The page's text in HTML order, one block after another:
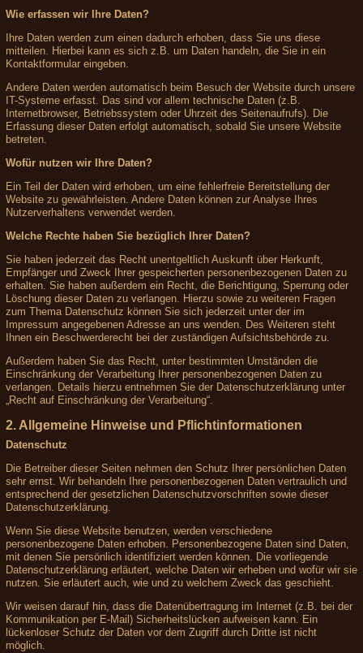
Wie erfassen wir Ihre Daten?
Ihre Daten werden zum einen dadurch erhoben, dass Sie uns diese
mitteilen. Hierbei kann es sich z.B. um Daten handeln, die Sie in ein
Kontaktformular eingeben.
Andere Daten werden automatisch beim Besuch der Website durch unsere
IT-Systeme erfasst. Das sind vor allem technische Daten (z.B.
Internetbrowser, Betriebssystem oder Uhrzeit des Seitenaufrufs). Die
Erfassung dieser Daten erfolgt automatisch, sobald Sie unsere Website
betreten.
Wofür nutzen wir Ihre Daten?
Ein Teil der Daten wird erhoben, um eine fehlerfreie Bereitstellung der
Website zu gewährleisten. Andere Daten können zur Analyse Ihres
Nutzerverhaltens verwendet werden.
Welche Rechte haben Sie bezüglich Ihrer Daten?
Sie haben jederzeit das Recht unentgeltlich Auskunft über Herkunft,
Empfänger und Zweck Ihrer gespeicherten personenbezogenen Daten zu
erhalten. Sie haben außerdem ein Recht, die Berichtigung, Sperrung oder
Löschung dieser Daten zu verlangen. Hierzu sowie zu weiteren Fragen
zum Thema Datenschutz können Sie sich jederzeit unter der im
Impressum angegebenen Adresse an uns wenden. Des Weiteren steht
Ihnen ein Beschwerderecht bei der zuständigen Aufsichtsbehörde zu.
Außerdem haben Sie das Recht, unter bestimmten Umständen die
Einschränkung der Verarbeitung Ihrer personenbezogenen Daten zu
verlangen. Details hierzu entnehmen Sie der Datenschutzerklärung unter
„Recht auf Einschränkung der Verarbeitung“.
2. Allgemeine Hinweise und Pflichtinformationen
Datenschutz
Die Betreiber dieser Seiten nehmen den Schutz Ihrer persönlichen Daten
sehr ernst. Wir behandeln Ihre personenbezogenen Daten vertraulich und
entsprechend der gesetzlichen Datenschutzvorschriften sowie dieser
Datenschutzerklärung.
Wenn Sie diese Website benutzen, werden verschiedene
personenbezogene Daten erhoben. Personenbezogene Daten sind Daten,
mit denen Sie persönlich identifiziert werden können. Die vorliegende
Datenschutzerklärung erläutert, welche Daten wir erheben und wofür wir sie
nutzen. Sie erläutert auch, wie und zu welchem Zweck das geschieht.
Wir weisen darauf hin, dass die Datenübertragung im Internet (z.B. bei der
Kommunikation per E-Mail) Sicherheitslücken aufweisen kann. Ein
lückenloser Schutz der Daten vor dem Zugriff durch Dritte ist nicht
möglich.